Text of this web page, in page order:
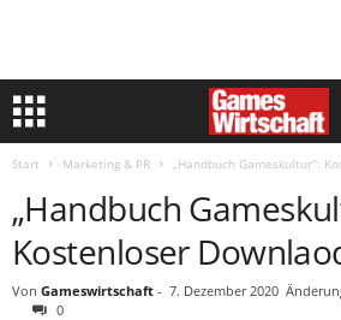
Start Marketing & PR „Handbuch Gameskultur“:
„Handbuch
Kostenloser
Von Gameswirtschaft - 7. Dezember 2020
0